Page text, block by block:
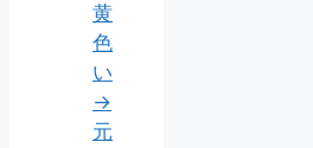
黄
色
い
→
元